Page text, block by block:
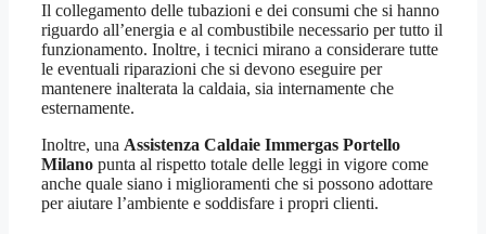
Il collegamento delle tubazioni e dei consumi che si hanno
riguardo all’energia e al combustibile necessario per tutto il
funzionamento. Inoltre, i tecnici mirano a considerare tutte
le eventuali riparazioni che si devono eseguire per
mantenere inalterata la caldaia, sia internamente che
esternamente.
Inoltre, una Assistenza Caldaie Immergas Portello
Milano punta al rispetto totale delle leggi in vigore come
anche quale siano i miglioramenti che si possono adottare
per aiutare l’ambiente e soddisfare i propri clienti.